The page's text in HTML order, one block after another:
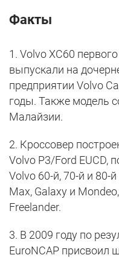
Факты
1. Volvo XC60
выпускали на
предприятии Volvo
годы. Также модель
Малайзии.
2. Кроссовер
Volvo P3/Ford EUCD,
Volvo 60-й, 70-й и 80-
Max, Galaxy и
Freelander.
3. В 2009 году по
EuroNCAP присвоил